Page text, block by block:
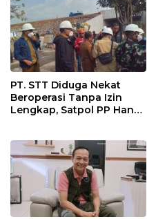
PT. STT Diduga Nekat
Beroperasi Tanpa Izin
Lengkap, Satpol PP Hanya